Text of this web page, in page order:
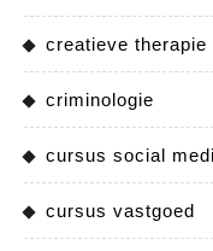
creatieve therapie
criminologie
cursus social
cursus vastgoed